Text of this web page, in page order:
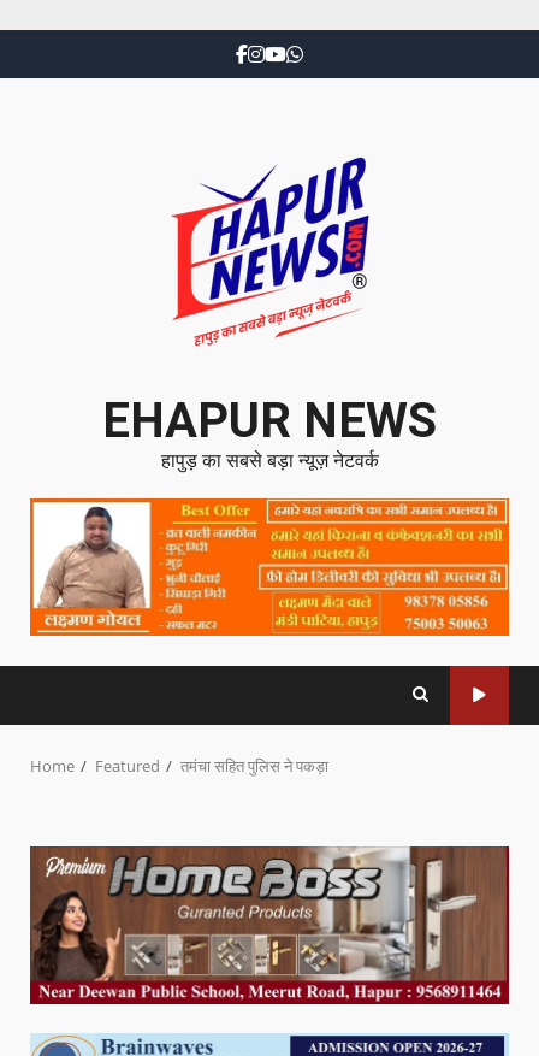
EHAPUR NEWS
हापुड़ का सबसे बड़ा न्यूज़ नेटवर्क
Home Featured तमंचा सहित पुलिस ने पकड़ा